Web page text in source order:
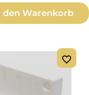
gewünschten
den Warenkorb